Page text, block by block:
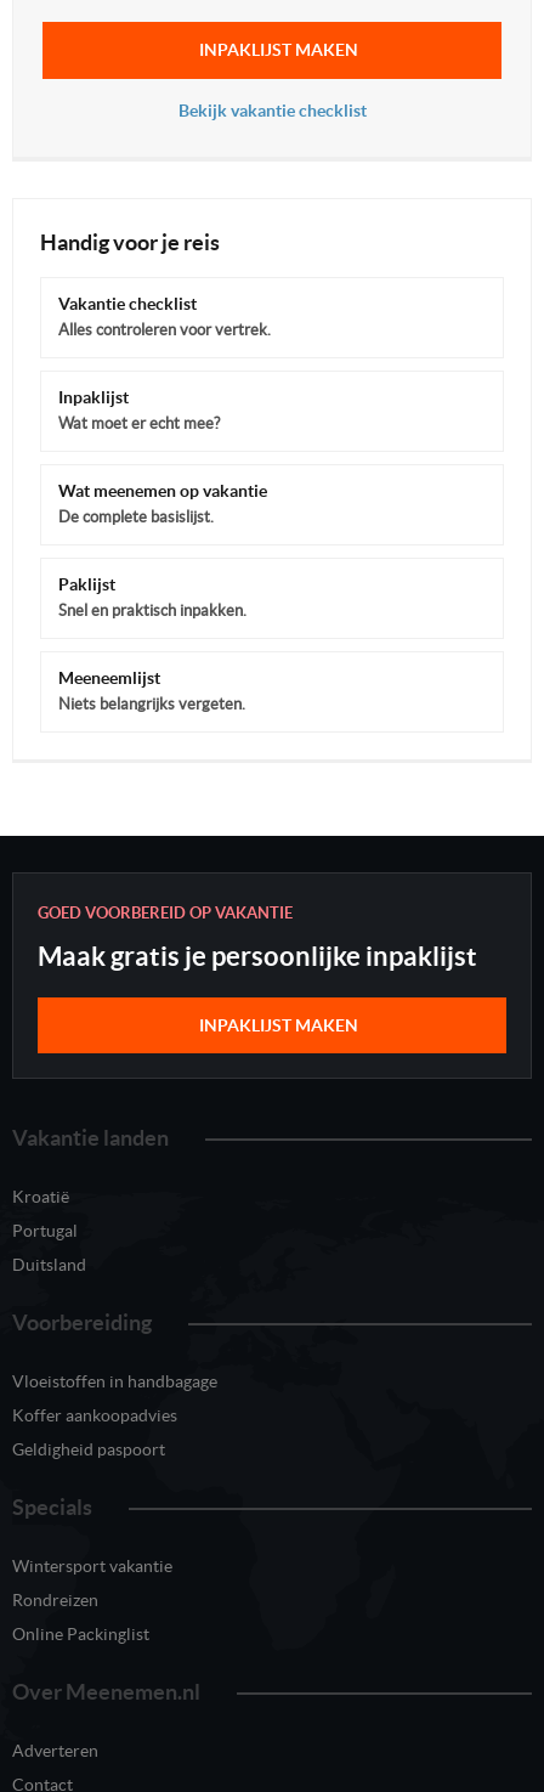
INPAKLIJST MAKEN
Bekijk vakantie checklist
Handig voor je reis
Vakantie checklist
Alles controleren voor vertrek.
Inpaklijst
Wat moet er echt mee?
Wat meenemen op vakantie
De complete basislijst.
Paklijst
Snel en praktisch inpakken.
Meeneemlijst
Niets belangrijks vergeten.
GOED VOORBEREID OP VAKANTIE
Maak gratis je persoonlijke inpaklijst
INPAKLIJST MAKEN
Vakantie landen
Kroatië
Portugal
Duitsland
Voorbereiding
Vloeistoffen in handbagage
Koffer aankoopadvies
Geldigheid paspoort
Specials
Wintersport vakantie
Rondreizen
Online Packinglist
Over Meenemen.nl
Adverteren
Contact